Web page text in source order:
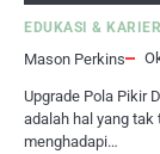
EDUKASI & KARIER
Mason Perkins
Upgrade Pola Pikir
adalah hal yang
menghadapi…